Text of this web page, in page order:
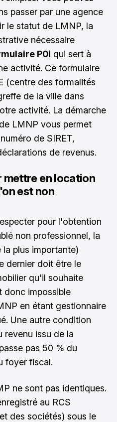
passer par une agence
le statut de LMNP, la
nécessaire
P0i qui sert à
activité. Ce formulaire
(centre des formalités
de la ville dans
activité. La démarche
LMNP vous permet
de SIRET,
de revenus.
mettre en location
est non
pour l'obtention
non professionnel, la
plus importante)
dernier doit être le
qu'il souhaite
donc impossible
en étant gestionnaire
Une autre condition
revenu issu de la
pas 50 % du
foyer fiscal.
ne sont pas identiques.
au RCS
des sociétés) sous le